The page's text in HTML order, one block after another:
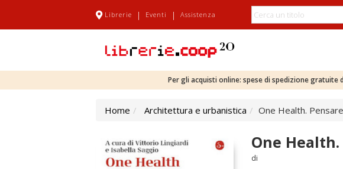
Librerie | Eventi | Assistenza
Per gli acquisti online: spese di spedizione
Home Architettura e urbanistica One Health.
One
di